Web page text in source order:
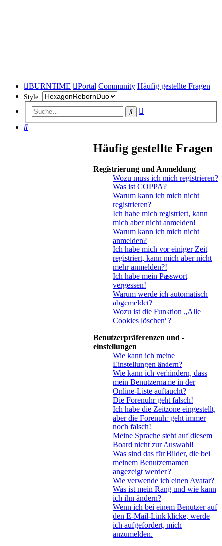
BURNTIME Portal Community Häufig gestellte Fragen
Style:
Suche
Suche
Häufig gestellte Fragen
Registrierung und Anmeldung
Wozu muss ich mich registrieren?
Was ist COPPA?
Warum kann ich mich nicht
registrieren?
Ich habe mich registriert, kann
mich aber nicht anmelden!
Warum kann ich mich nicht
anmelden?
Ich habe mich vor einiger Zeit
registriert, kann mich aber nicht
mehr anmelden?!
Ich habe mein Passwort
vergessen!
Warum werde ich automatisch
abgemeldet?
Wozu ist die Funktion „Alle
Cookies löschen“?
Benutzerpräferenzen und -
einstellungen
Wie kann ich meine
Einstellungen ändern?
Wie kann ich verhindern, dass
mein Benutzername in der
Online-Liste auftaucht?
Die Forenuhr geht falsch!
Ich habe die Zeitzone eingestellt,
aber die Forenuhr geht immer
noch falsch!
Meine Sprache steht auf diesem
Board nicht zur Auswahl!
Was sind das für Bilder, die bei
meinem Benutzernamen
angezeigt werden?
Wie verwende ich einen Avatar?
Was ist mein Rang und wie kann
ich ihn ändern?
Wenn ich bei einem Benutzer auf
den E-Mail-Link klicke, werde
ich aufgefordert, mich
anzumelden.